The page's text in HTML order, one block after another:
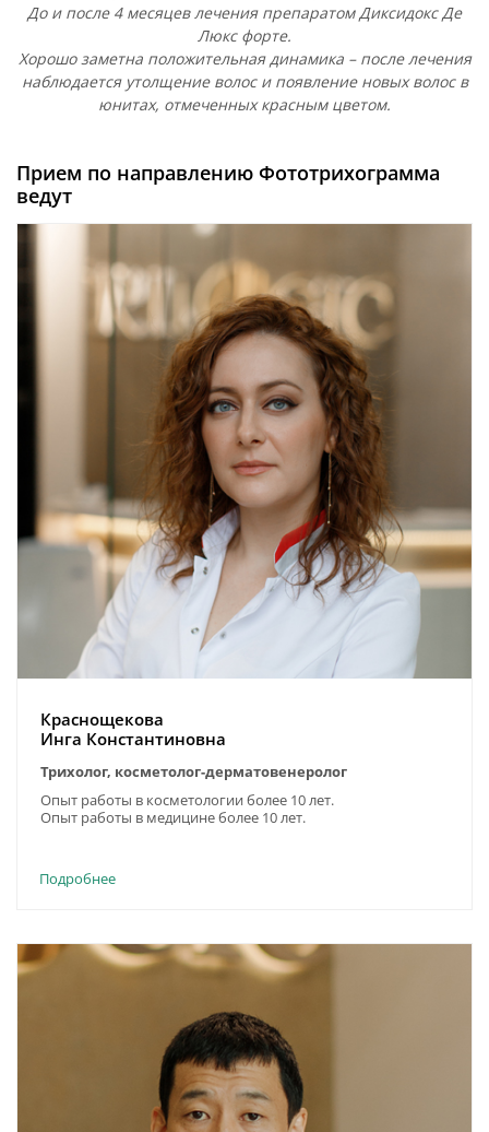
До и после 4 месяцев лечения препаратом Диксидокс Де
Люкс форте.
Хорошо заметна положительная динамика – после лечения
наблюдается утолщение волос и появление новых волос в
юнитах, отмеченных красным цветом.
Прием по направлению Фототрихограмма
ведут
Краснощекова
Инга Константиновна
Трихолог, косметолог-дерматовенеролог
Опыт работы в косметологии более 10 лет.
Опыт работы в медицине более 10 лет.
Подробнее